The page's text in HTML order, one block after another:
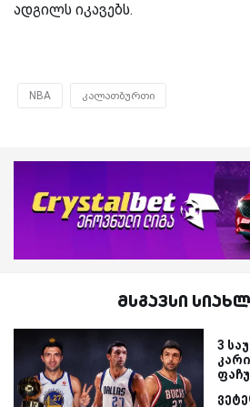
ადგილს იკავებს.
NBA კალათბურთი
მსგავსი
3